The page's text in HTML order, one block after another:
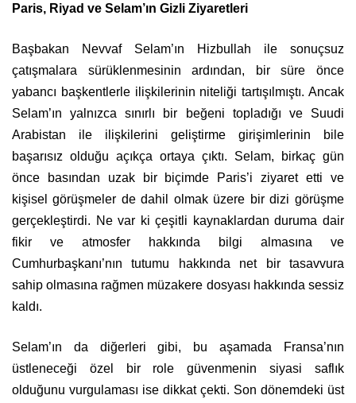
Paris, Riyad ve Selam’ın Gizli Ziyaretleri
Başbakan Nevvaf Selam’ın Hizbullah ile sonuçsuz
çatışmalara sürüklenmesinin ardından, bir süre önce
yabancı başkentlerle ilişkilerinin niteliği tartışılmıştı. Ancak
Selam’ın yalnızca sınırlı bir beğeni topladığı ve Suudi
Arabistan ile ilişkilerini geliştirme girişimlerinin bile
başarısız olduğu açıkça ortaya çıktı. Selam, birkaç gün
önce basından uzak bir biçimde Paris’i ziyaret etti ve
kişisel görüşmeler de dahil olmak üzere bir dizi görüşme
gerçekleştirdi. Ne var ki çeşitli kaynaklardan duruma dair
fikir ve atmosfer hakkında bilgi almasına ve
Cumhurbaşkanı’nın tutumu hakkında net bir tasavvura
sahip olmasına rağmen müzakere dosyası hakkında sessiz
kaldı.
Selam’ın da diğerleri gibi, bu aşamada Fransa’nın
üstleneceği özel bir role güvenmenin siyasi saflık
olduğunu vurgulaması ise dikkat çekti. Son dönemdeki üst